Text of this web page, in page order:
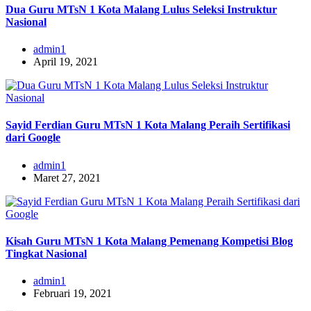
Dua Guru MTsN 1 Kota Malang Lulus Seleksi Instruktur
Nasional
admin1
April 19, 2021
Sayid Ferdian Guru MTsN 1 Kota Malang Peraih Sertifikasi
dari Google
admin1
Maret 27, 2021
Kisah Guru MTsN 1 Kota Malang Pemenang Kompetisi Blog
Tingkat Nasional
admin1
Februari 19, 2021